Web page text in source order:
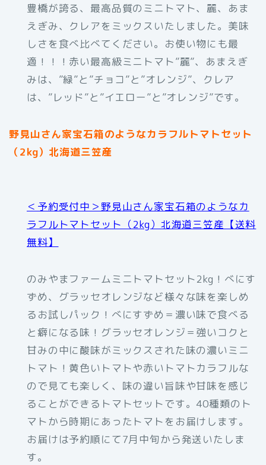
豊橋が誇る、最高品質のミニトマト、麗、あま
えぎみ、クレアをミックスいたしました。美味
しさを食べ比べてください。お使い物にも最
適！！！赤い最高級ミニトマト”麗”、あまえぎ
みは、”緑”と”チョコ”と”オレンジ”、クレア
は、”レッド”と”イエロー”と”オレンジ”です。
野見山さん家宝石箱のようなカラフルトマトセット
（2kg）北海道三笠産
＜予約受付中＞野見山さん家宝石箱のようなカ
ラフルトマトセット（2kg）北海道三笠産【送料
無料】
のみやまファームミニトマトセット2kg！べにす
ずめ、グラッセオレンジなど様々な味を楽しめ
るお試しパック！べにすずめ＝濃い味で食べる
と癖になる味！グラッセオレンジ＝強いコクと
甘みの中に酸味がミックスされた味の濃いミニ
トマト！黄色いトマトや赤いトマトカラフルな
ので見ても楽しく、味の違い旨味や甘味を感じ
ることができるトマトセットです。40種類のト
マトから時期にあったトマトをお届けします。
お届けは予約順にて7月中旬から発送いたしま
す。